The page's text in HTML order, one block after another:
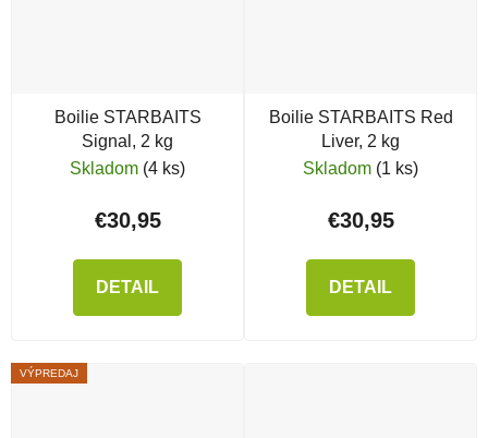
Boilie STARBAITS
Signal, 2 kg
Skladom (4 ks)
€30,95
DETAIL
Boilie STARBAITS Red
Liver, 2 kg
Skladom (1 ks)
€30,95
DETAIL
VÝPREDAJ